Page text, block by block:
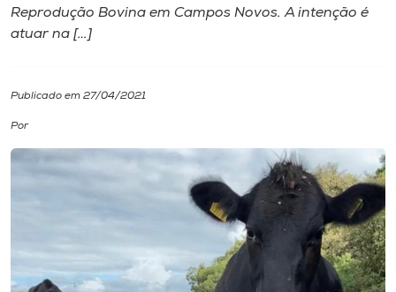
Cultura
CPA
Biblioteca
Editora
Rádio
Reprodução Bovina em Campos Novos. A intenção é
atuar na […]
Publicado em 27/04/2021
Por